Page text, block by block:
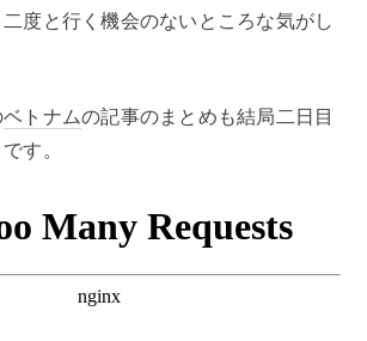
度と行く機会のないところな気がし
ベトナムの記事のまとめも結局二日目
す。